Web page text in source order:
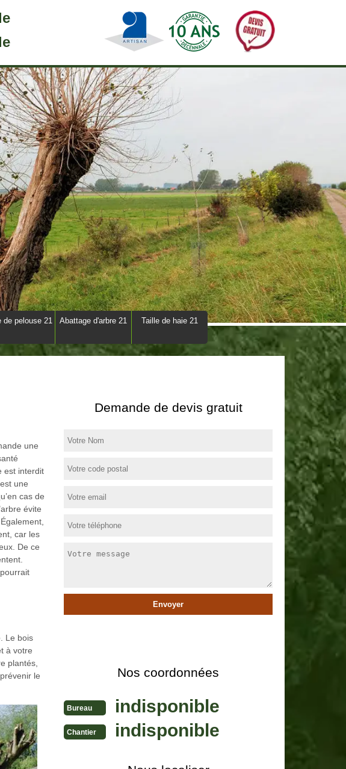
de pelouse 21 Abattage d'arbre 21 Taille de haie 21
une
est interdit
une
cas de
évite
car les
De ce
Le bois
à votre
plantés,
le
Demande de devis gratuit
Nos coordonnées
Bureau indisponible
Chantier indisponible